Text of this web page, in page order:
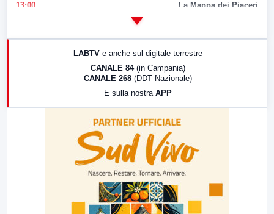
13:00 La Mappa dei Piaceri
LABTV e anche sul digitale terrestre
CANALE 84 (in Campania)
CANALE 268 (DDT Nazionale)
E sulla nostra APP